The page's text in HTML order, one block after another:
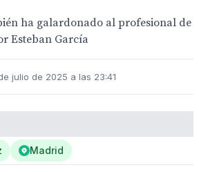
ha galardonado al profesional de
Esteban García
julio de 2025 a las 23:41
Madrid